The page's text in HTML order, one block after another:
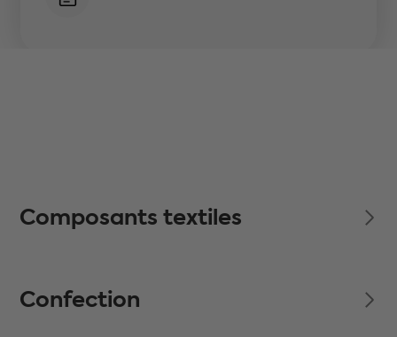
Composants textiles
Confection